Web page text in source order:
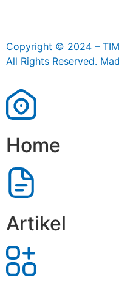
Copyright © 2024 –
All Rights Reserved.
Home
Artikel